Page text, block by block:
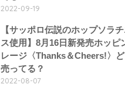
2022-09-19
【サッポロ伝説のホップソラ
ス使用】8月16日新発売ホッピ
レージ〈Thanks＆Cheers!〉
売ってる？
2022-08-07